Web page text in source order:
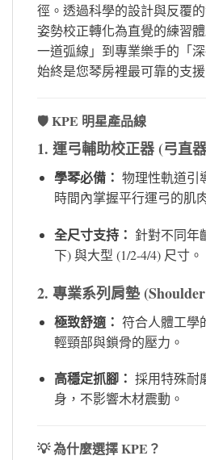
徑。透過科學的設計與反覆
姿勢校正轉化為直覺的練習
一道弧線」到專業樂手的「
始終是您琴房裡最可靠的支援
🛡️ KPE 明星產品線
1. 運弓輔助校正器 (弓直
學琴必備： 物理性軌道引
時間內掌握平行運弓的肌
全尺寸支持： 針對不同年
下) 與大型 (1/2-4/4) 尺寸。
2. 專業系列肩墊
極致舒適： 符合人體工學
輕頸部與鎖骨的壓力。
高穩定抓腳： 採用特殊耐
身，不影響木材震動。
💡 為什麼選擇 KPE？